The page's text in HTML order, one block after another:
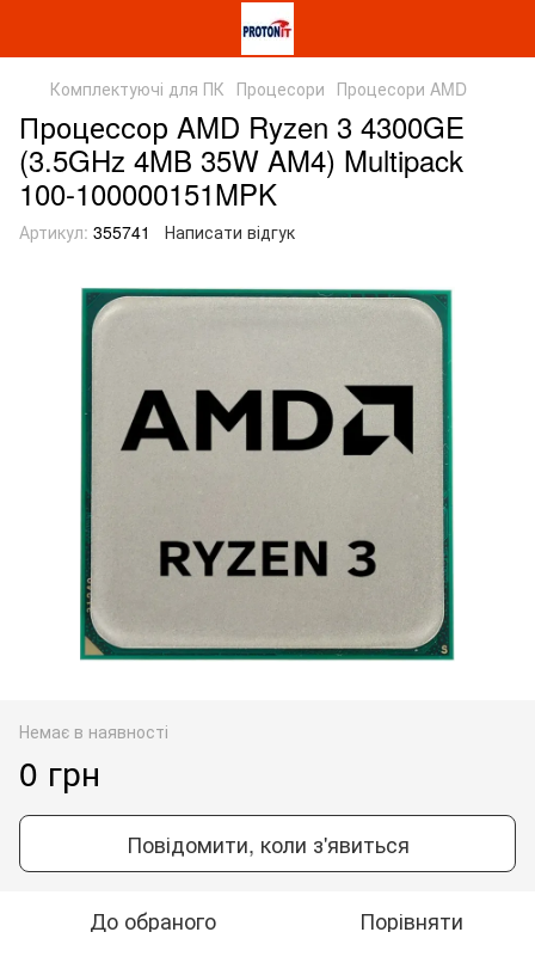
Комплектуючі для ПК Процесори Процесори AMD
Процессор AMD Ryzen 3 4300GE
(3.5GHz 4MB 35W AM4) Multipack
100-100000151MPK
Артикул: 355741 Написати відгук
Немає в наявності
0 грн
Повідомити, коли з'явиться
До обраного Порівняти